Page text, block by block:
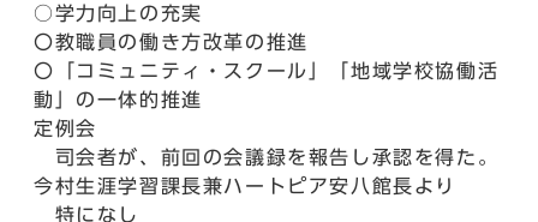
○学力向上の充実
〇教職員の働き方改革の推進
〇「コミュニティ・スクール」「地域学校協働活
動」の一体的推進
定例会
司会者が、前回の会議録を報告し承認を得た。
今村生涯学習課長兼ハートピア安八館長より
特になし